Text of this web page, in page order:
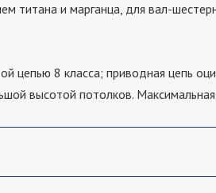
титана и марганца, для вал-
цепью 8 класса; приводная цепь
высотой потолков.